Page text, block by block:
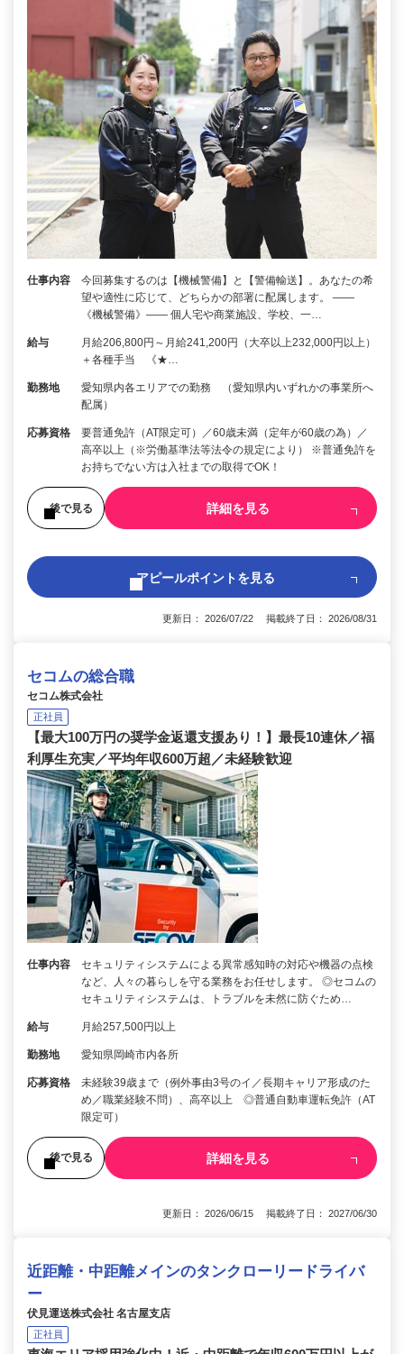
仕事内容
今回募集するのは【機械警備】と【警備輸送】。あなたの希
望や適性に応じて、どちらかの部署に配属します。 ――
《機械警備》―― 個人宅や商業施設、学校、一…
給与
月給206,800円～月給241,200円（大卒以上232,000円以上）
＋各種手当 《★…
勤務地
愛知県内各エリアでの勤務 （愛知県内いずれかの事業所へ
配属）
応募資格
要普通免許（AT限定可）／60歳未満（定年が60歳の為）／
高卒以上（※労働基準法等法令の規定により） ※普通免許を
お持ちでない方は入社までの取得でOK！
後で見る 詳細を見る
アピールポイントを見る
更新日： 2026/07/22 掲載終了日： 2026/08/31
セコムの総合職
セコム株式会社
正社員
【最大100万円の奨学金返還支援あり！】最長10連休／福
利厚生充実／平均年収600万超／未経験歓迎
仕事内容
セキュリティシステムによる異常感知時の対応や機器の点検
など、人々の暮らしを守る業務をお任せします。 ◎セコムの
セキュリティシステムは、トラブルを未然に防ぐため…
給与 月給257,500円以上
勤務地 愛知県岡崎市内各所
応募資格
未経験39歳まで（例外事由3号のイ／長期キャリア形成のた
め／職業経験不問）、高卒以上 ◎普通自動車運転免許（AT
限定可）
後で見る 詳細を見る
更新日： 2026/06/15 掲載終了日： 2027/06/30
近距離・中距離メインのタンクローリードライバ
ー
伏見運送株式会社 名古屋支店
正社員